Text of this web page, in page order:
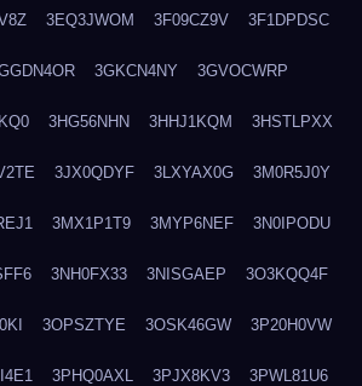
3EQ3JWOM 3F09CZ9V 3F1DPDSC
3GKCN4NY 3GVOCWRP
3HG56NHN 3HHJ1KQM 3HSTLPXX
3JX0QDYF 3LXYAX0G 3M0R5J0Y
3MX1P1T9 3MYP6NEF 3N0IPODU
3NH0FX33 3NISGAEP 3O3KQQ4F
3OPSZTYE 3OSK46GW 3P20H0VW
3PHQ0AXL 3PJX8KV3 3PWL81U6